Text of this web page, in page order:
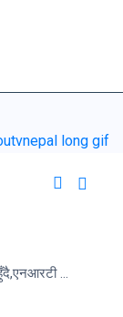
आज सहिद स्मारक ए डिभिजन लिग फुटबलमा दुई खेलहरु हुँदै,एनआरटी र हिमालयनबीच प्रतिस्पर्धा हुने